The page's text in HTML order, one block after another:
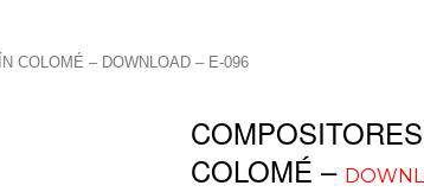
COLOMÉ – DOWNLOAD – E-096
COLOMÉ –